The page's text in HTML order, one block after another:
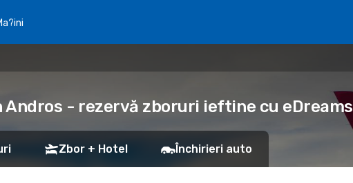
- rezervă zboruri ieftine cu eDreams
Zbor + Hotel Închirieri auto